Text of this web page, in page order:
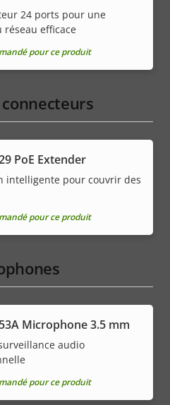
24 ports pour une
réseau efficace
pour ce produit
PoE Extender
intelligente pour couvrir des
pour ce produit
Microphone 3.5 mm
audio
pour ce produit